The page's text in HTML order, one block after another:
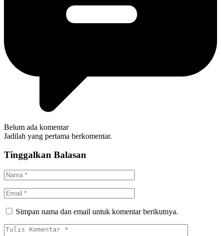
Belum ada komentar
Jadilah yang pertama berkomentar.
Tinggalkan Balasan
Simpan nama dan email untuk komentar berikutnya.